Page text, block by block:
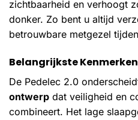
zichtbaarheid en verhoogt
donker. Zo bent u altijd
betrouwbare metgezel
Belangrijkste Kenmerken
De Pedelec 2.0
ontwerp dat veiligheid en
combineert. Het lage